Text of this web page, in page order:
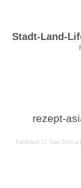
Stadt-Land-
rezept-
Published 12. Juni 2014 at